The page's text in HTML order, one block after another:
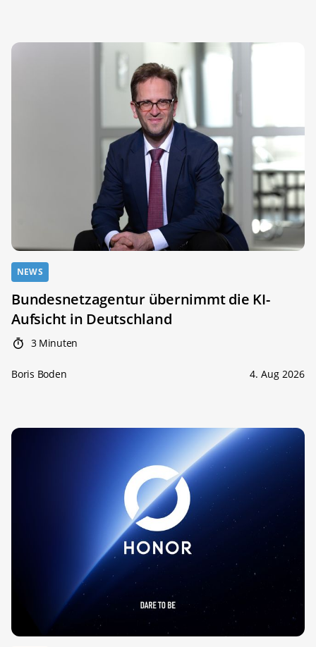
NEWS
Bundesnetzagentur übernimmt die KI-
Aufsicht in Deutschland
3 Minuten
Boris Boden 4. Aug 2026